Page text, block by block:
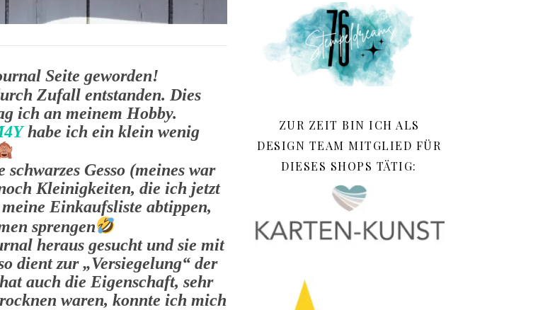
Seite geworden!
Zufall entstanden. Dies
ich an meinem Hobby.
habe ich ein klein wenig
Gesso (meines war
Kleinigkeiten, die ich jetzt
Einkaufsliste abtippen,
sprengen
heraus gesucht und sie mit
dient zur „Versiegelung“ der
auch die Eigenschaft, sehr
waren, konnte ich mich
ZUR ZEIT BIN ICH ALS
DESIGN TEAM MITGLIED FÜR
DIESES SHOPS TÄTIG: